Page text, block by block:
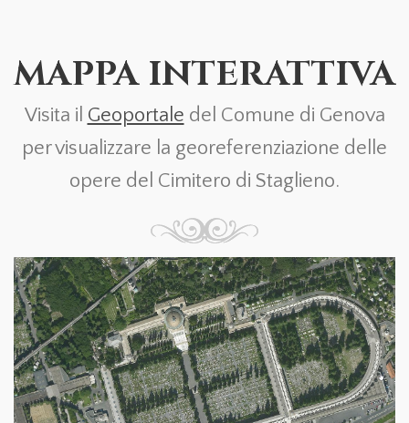
MAPPA INTERATTIVA
Visita il Geoportale del Comune di Genova
per visualizzare la georeferenziazione delle
opere del Cimitero di Staglieno.